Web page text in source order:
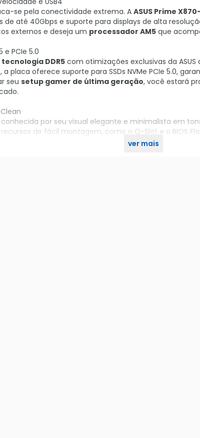
se pela conectividade extrema. A ASUS Prime
de até 40Gbps e suporte para displays de alta
externos e deseja um processador AM5 que
e PCIe 5.0
tecnologia DDR5 com otimizações exclusivas da
a placa oferece suporte para SSDs NVMe PCIe 5.0,
seu setup gamer de última geração, você estará
conhecida por seu visual elegante e minimalista em
de fácil montagem, como o Q-Slot e o BIOS
, este kit entrega uma
ver mais